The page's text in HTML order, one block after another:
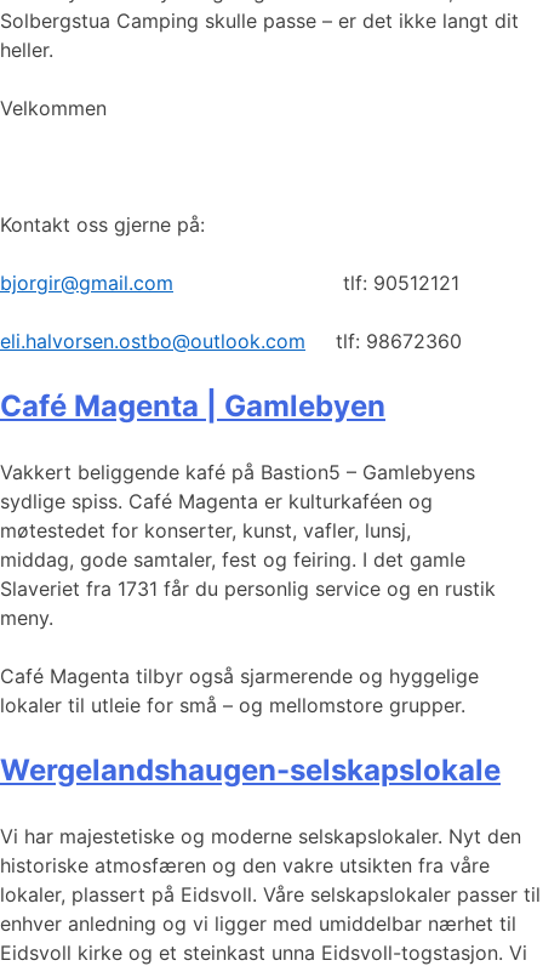
Solbergstua Camping skulle passe – er det ikke langt dit
heller.
Velkommen
Kontakt oss gjerne på:
bjorgir@gmail.com tlf: 90512121
eli.halvorsen.ostbo@outlook.com tlf: 98672360
Café Magenta | Gamlebyen
Vakkert beliggende kafé på Bastion5 – Gamlebyens
sydlige spiss. Café Magenta er kulturkaféen og
møtestedet for konserter, kunst, vafler, lunsj,
middag, gode samtaler, fest og feiring. I det gamle
Slaveriet fra 1731 får du personlig service og en rustik
meny.
Café Magenta tilbyr også sjarmerende og hyggelige
lokaler til utleie for små – og mellomstore grupper.
Wergelandshaugen-selskapslokale
Vi har majestetiske og moderne selskapslokaler. Nyt den
historiske atmosfæren og den vakre utsikten fra våre
lokaler, plassert på Eidsvoll. Våre selskapslokaler passer til
enhver anledning og vi ligger med umiddelbar nærhet til
Eidsvoll kirke og et steinkast unna Eidsvoll-togstasjon. Vi